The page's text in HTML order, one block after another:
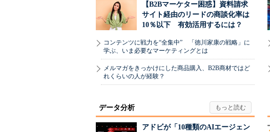
【B2Bマーケター困惑】資料請求
サイト経由のリードの商談化率は
10％以下 有効活用するには？
コンテンツに戦力を“全集中” 「徳川家康の戦略」に
学ぶ、いま必要なマーケティングとは
メルマガをきっかけにした商品購入、B2B商材ではど
れくらいの人が経験？
データ分析
アドビが「10種類のAIエージェン